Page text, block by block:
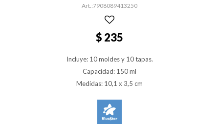
7908089413250
$ 235
Incluye: 10 moldes y 10 tapas.
Capacidad: 150 ml
Medidas: 10,1 x 3,5 cm